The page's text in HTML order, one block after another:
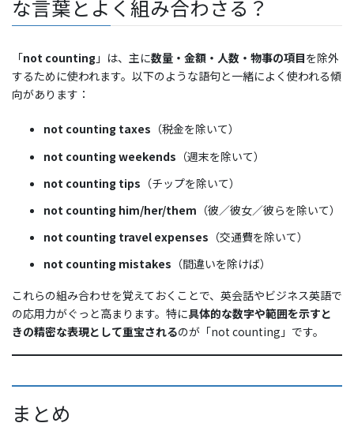
な言葉とよく組み合わさる？
「not counting 」は、主に数量・金額・人数・物事の項目を除外
するために使われます。以下のような語句と一緒によく使われる傾
向があります：
not counting taxes （税金を除いて）
not counting weekends （週末を除いて）
not counting tips （チップを除いて）
not counting him/her/them （彼／彼女／彼らを除いて）
not counting travel expenses （交通費を除いて）
not counting mistakes （間違いを除けば）
これらの組み合わせを覚えておくことで、英会話やビジネス英語で
の応用力がぐっと高まります。特に具体的な数字や範囲を示すと
きの精密な表現として重宝されるのが「not counting」です。
まとめ